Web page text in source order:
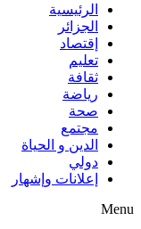
الرئيسية
الجزائر
إقتصاد
تعليم
ثقافة
رياضة
صحة
مجتمع
الدين و الحياة
دولي
إعلانات وإشهار
Menu